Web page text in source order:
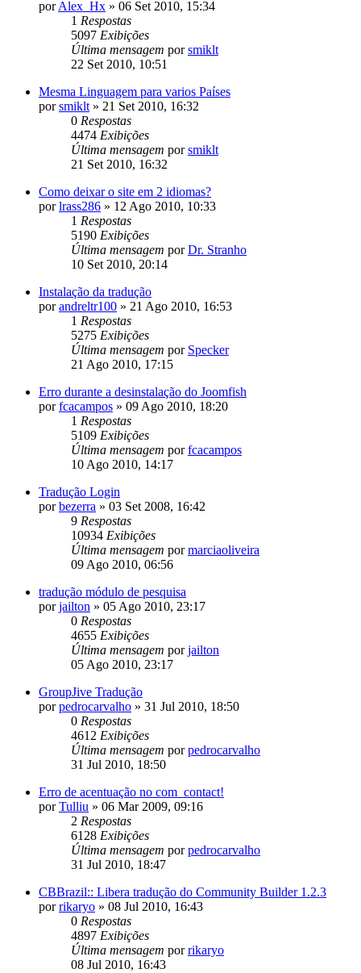
porAlex_Hx » 06 Set 2010, 15:34
1 Respostas
5097 Exibições
Última mensagem porsmiklt
22 Set 2010, 10:51
Mesma Linguagem para varios Países
porsmiklt » 21 Set 2010, 16:32
0 Respostas
4474 Exibições
Última mensagem porsmiklt
21 Set 2010, 16:32
Como deixar o site em 2 idiomas?
porlrass286 » 12 Ago 2010, 10:33
1 Respostas
5190 Exibições
Última mensagem porDr. Stranho
10 Set 2010, 20:14
Instalação da tradução
porandreltr100 » 21 Ago 2010, 16:53
1 Respostas
5275 Exibições
Última mensagem por Specker
21 Ago 2010, 17:15
Erro durante a desinstalação do Joomfish
porfcacampos » 09 Ago 2010, 18:20
1 Respostas
5109 Exibições
Última mensagem porfcacampos
10 Ago 2010, 14:17
Tradução Login
porbezerra » 03 Set 2008, 16:42
9 Respostas
10934 Exibições
Última mensagem pormarciaoliveira
09 Ago 2010, 06:56
tradução módulo de pesquisa
porjailton » 05 Ago 2010, 23:17
0 Respostas
4655 Exibições
Última mensagem porjailton
05 Ago 2010, 23:17
GroupJive Tradução
porpedrocarvalho » 31 Jul 2010, 18:50
0 Respostas
4612 Exibições
Última mensagem porpedrocarvalho
31 Jul 2010, 18:50
Erro de acentuação no com_contact!
porTulliu » 06 Mar 2009, 09:16
2 Respostas
6128 Exibições
Última mensagem porpedrocarvalho
31 Jul 2010, 18:47
CBBrazil:: Libera tradução do Community Builder 1.2.3
porrikaryo » 08 Jul 2010, 16:43
0 Respostas
4897 Exibições
Última mensagem porrikaryo
08 Jul 2010, 16:43